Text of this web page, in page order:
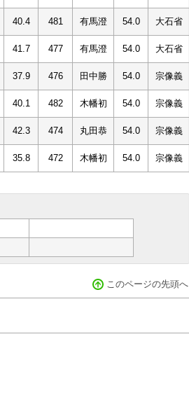
40.4 481 有馬澄 54.0 大石省
41.7 477 有馬澄 54.0 大石省
37.9 476 田中勝 54.0 宗像義
40.1 482 木幡初 54.0 宗像義
42.3 474 丸田恭 54.0 宗像義
35.8 472 木幡初 54.0 宗像義
このページの先頭へ